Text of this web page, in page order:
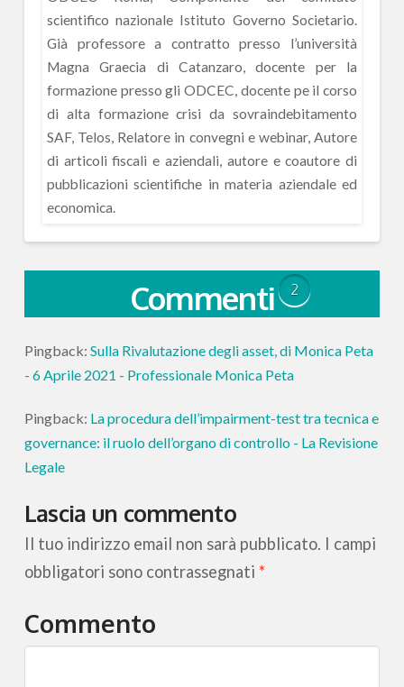
scientifico nazionale Istituto Governo Societario.
Già professore a contratto presso l’università
Magna Graecia di Catanzaro, docente per la
formazione presso gli ODCEC, docente pe il corso
di alta formazione crisi da sovraindebitamento
SAF, Telos, Relatore in convegni e webinar, Autore
di articoli fiscali e aziendali, autore e coautore di
pubblicazioni scientifiche in materia aziendale ed
economica.
Commenti 2
Pingback: Sulla Rivalutazione degli asset, di Monica Peta
- 6 Aprile 2021 - Professionale Monica Peta
Pingback: La procedura dell’impairment-test tra tecnica e
governance: il ruolo dell’organo di controllo - La Revisione
Legale
Lascia un commento
Il tuo indirizzo email non sarà pubblicato. I campi
obbligatori sono contrassegnati *
Commento